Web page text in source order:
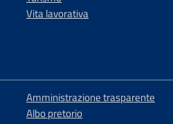
Vita lavorativa
Amministrazione trasparente
Albo pretorio